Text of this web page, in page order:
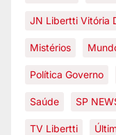
JN Libertti Vitória
Mistérios
Política Governo
Saúde SP
TV Libertti